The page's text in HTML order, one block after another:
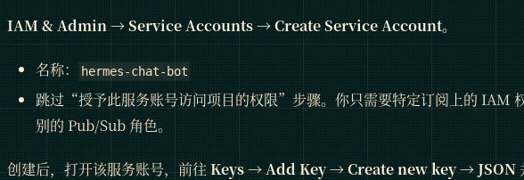
IAM & Admin → Service Accounts → Create Service Account。
名称： hermes-chat-bot
跳过“授予此服务账号访问项目的权限”步骤。你只需要特定订阅上的
别的 Pub/Sub 角色。
创建后，打开该服务账号，前往Keys → Add Key → Create new key → JSON